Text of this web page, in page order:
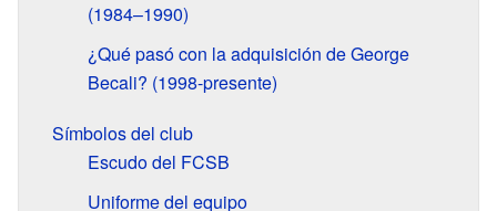
(1984–1990)
¿Qué pasó con la adquisición de George
Becali? (1998-presente)
Símbolos del club
Escudo del FCSB
Uniforme del equipo